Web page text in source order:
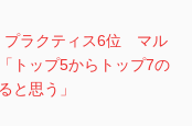
ラクティス6位 マル
トップ5からトップ7の
と思う」